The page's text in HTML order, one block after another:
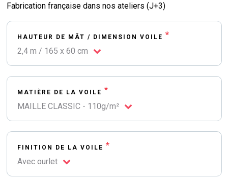
Fabrication française dans nos ateliers (J+3)
HAUTEUR DE MÂT / DIMENSION VOILE *
2,4 m / 165 x 60 cm
MATIÈRE DE LA VOILE *
MAILLE CLASSIC - 110g/m²
FINITION DE LA VOILE *
Avec ourlet